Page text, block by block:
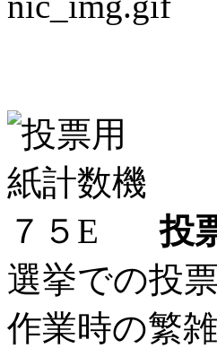
投
選挙での投
作業時の繁